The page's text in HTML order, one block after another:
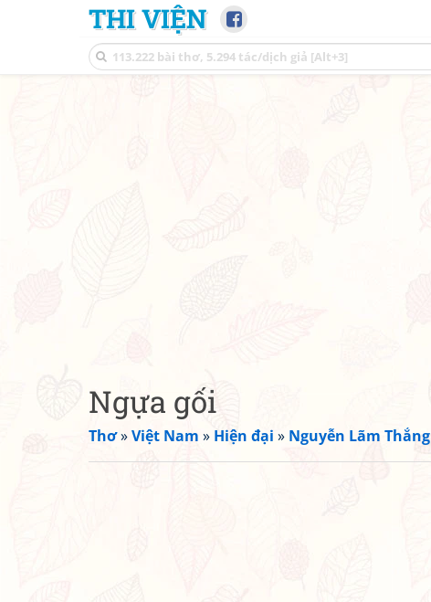
THI VIỆN
Ngựa gối
Thơ»Việt Nam » Hiện đại » Nguyễn Lãm Thắng